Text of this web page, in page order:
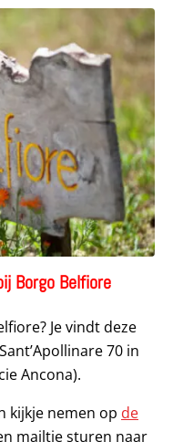
Borgo Belfiore
Je vindt deze
70 in
Ancona).
kijkje nemen op de
mailtje sturen naar